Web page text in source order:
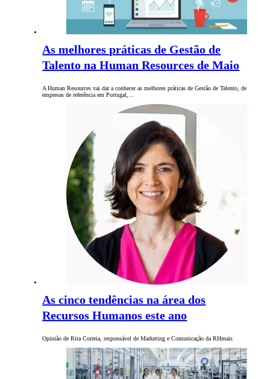
As melhores práticas de Gestão de
Talento na Human Resources de Maio
A Human Resources vai dar a conhecer as melhores práticas de Gestão de Talento, de
empresas de referência em Portugal,…
As cinco tendências na área dos
Recursos Humanos este ano
Opinião de Rita Correia, responsável de Marketing e Comunicação da RHmais